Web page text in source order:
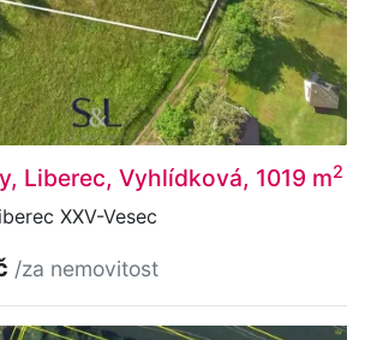
Liberec, Vyhlídková, 1019 m2
XXV-Vesec
/za nemovitost